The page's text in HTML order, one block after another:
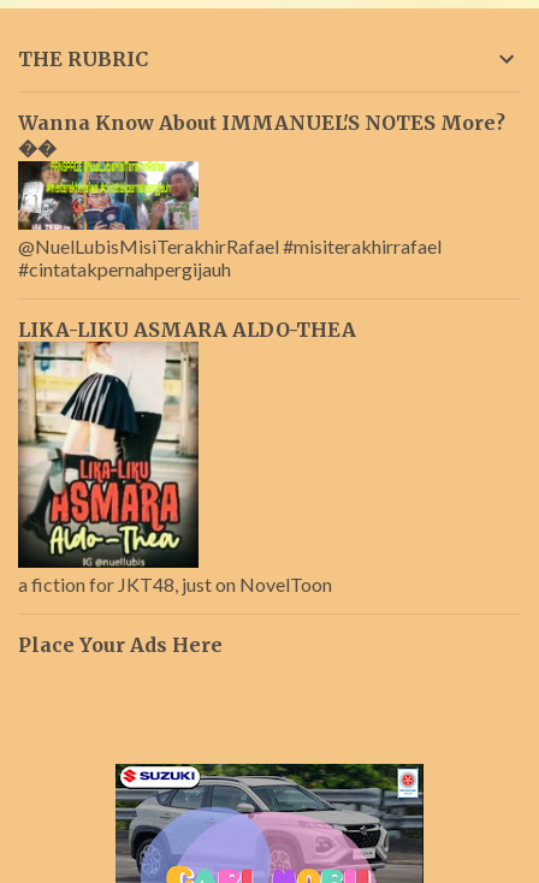
THE RUBRIC
Wanna Know About IMMANUEL'S NOTES More?
��
@NuelLubisMisiTerakhirRafael #misiterakhirrafael
#cintatakpernahpergijauh
LIKA-LIKU ASMARA ALDO-THEA
a fiction for JKT48, just on NovelToon
Place Your Ads Here